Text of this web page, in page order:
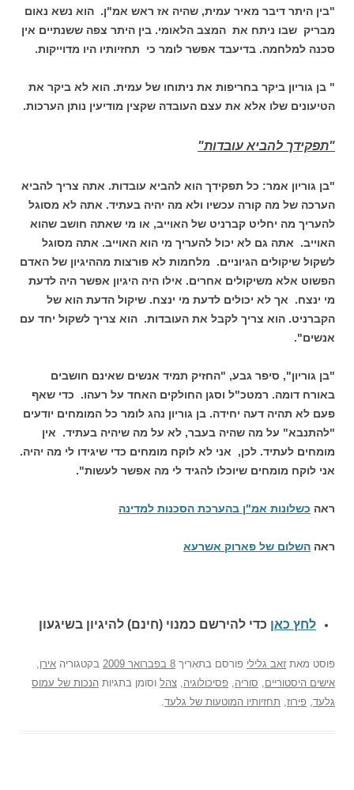
"בין היתר דיבר מאיר עמית, שהיה אז ראש אמ"ן. הוא נשא נאום
מבריק שבו ניתח את המצב הלאומי. בין היתר צפה ששנתיים אין
סכנה למלחמה. בדיעבד אפשר לומר כי תחזיותיו היו מדוייקות.
" בן גוריון ביקר בחריפות את ניתוחו של עמית. הוא לא ביקר את
הטיעונים שלו אלא את עצם העובדה שקצין מודיעין נותן הערכות.
"תפקידך להביא עובדות"
"בן גוריון אמר: כל תפקידך הוא להביא עובדות. אתה צריך להביא
הערכה של מה קורה עכשיו ולא מה יהיה בעתיד. אתה לא מסוגל
להעריך מה יחליט קברניט של האוייב, או מי שאתה חושב שהוא
האוייב. אתה גם לא יכול להעריך מי הוא האוייב. אתה מסוגל
לשקול שיקולים הגיוניים. מלחמות לא פורצות מההיגיון של האדם
הפשוט אלא משיקולים אחרים. אילו היה היגיון אפשר היה לדעת
מי ינצח. אך לא יכולים לדעת מי ינצח. שיקול הדעת הוא של
הקברניט. הוא צריך לקבל את העובדות. הוא צריך לשקול יחד עם
אנשים".
"בן גוריון", סיפר גבע, "החזיק תמיד אנשים שאינם חושבים
באורח דומה. רמטכ"ל וסגן החולקים האחד על רעהו. כדי שאף
פעם לא תהיה דעה יחידה. בן גוריון נהג לומר כל המומחים יודעים
"להתנבא" על מה שהיה בעבר, לא על מה שיהיה בעתיד. אין
מומחים לעתיד. לכן, אני לא לוקח מומחים כדי שיגידו לי מה יהיה.
אני לוקח מומחים שיוכלו להגיד לי מה אפשר לעשות".
ראה כשלונות אמ"ן בהערכת הסכנות למדינה
ראה השלום של פארוק אשרעא
לחץ כאן כדי להירשם כמנוי (חינם) להיגיון בשיגעון
פוסט מאת זאב גלילי פורסם בתאריך 8 בפברואר 2009 בקטגוריה אירן,
אישים היסטוריים, סוריה, פסיכולוגיה, צהל וסומן בתגיות הנכות של עמוס
גלעד, פירוז, תחזיותיו המוטעות של גלעד.